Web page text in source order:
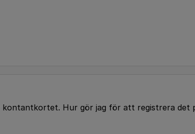
Hur gör jag för att registrera det